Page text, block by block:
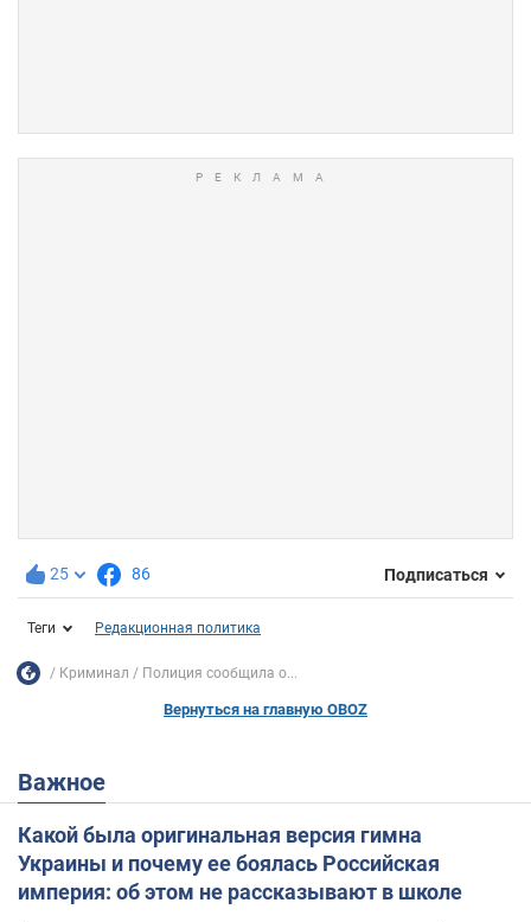
25 86 Подписаться
Теги Редакционная политика
Криминал Полиция сообщила о...
Вернуться на главную OBOZ
Важное
Какой была оригинальная версия гимна
Украины и почему ее боялась Российская
империя: об этом не рассказывают в школе